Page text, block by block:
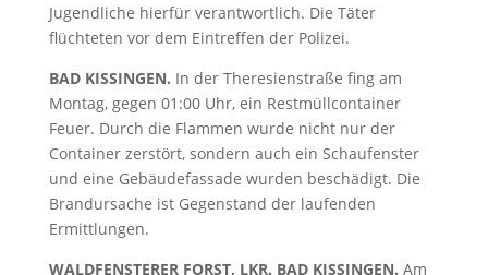
Jugendliche hierfür verantwortlich. Die Täter
flüchteten vor dem Eintreffen der Polizei.
BAD KISSINGEN. In der Theresienstraße fing am
Montag, gegen 01:00 Uhr, ein Restmüllcontainer
Feuer. Durch die Flammen wurde nicht nur der
Container zerstört, sondern auch ein Schaufenster
und eine Gebäudefassade wurden beschädigt. Die
Brandursache ist Gegenstand der laufenden
Ermittlungen.
WALDFENSTERER FORST, LKR. BAD KISSINGEN. Am